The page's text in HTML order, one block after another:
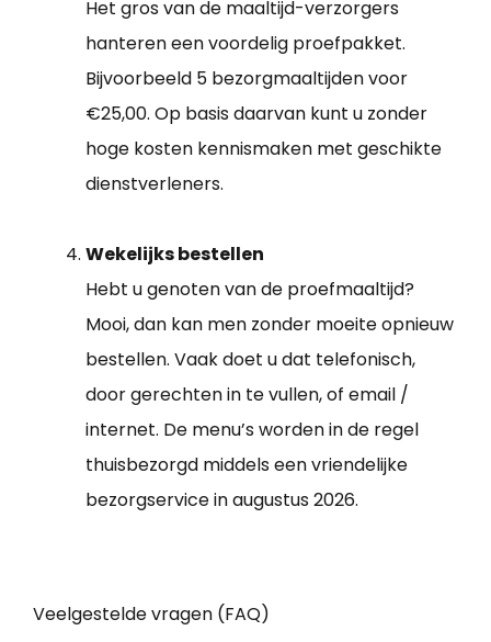
Het gros van de maaltijd-verzorgers
hanteren een voordelig proefpakket.
Bijvoorbeeld 5 bezorgmaaltijden voor
€25,00. Op basis daarvan kunt u zonder
hoge kosten kennismaken met geschikte
dienstverleners.
Wekelijks bestellen
Hebt u genoten van de proefmaaltijd?
Mooi, dan kan men zonder moeite opnieuw
bestellen. Vaak doet u dat telefonisch,
door gerechten in te vullen, of email /
internet. De menu’s worden in de regel
thuisbezorgd middels een vriendelijke
bezorgservice in augustus 2026.
Veelgestelde vragen (FAQ)